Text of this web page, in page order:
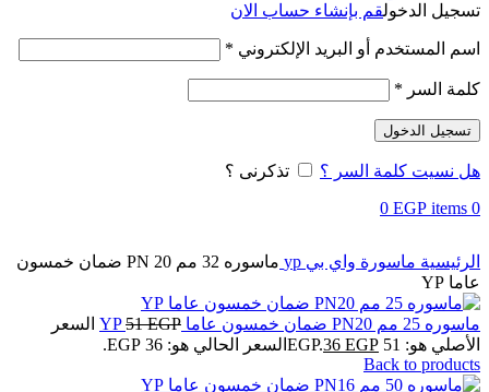
تسجيل الدخولقم بإنشاء حساب الان
اسم المستخدم أو البريد الإلكتروني *
كلمة السر *
تسجيل الدخول
هل نسيت كلمة السر ؟
تذكرنى ؟
0
items
0 EGP
الرئيسية ماسورة واي بي yp
ماسوره 32 مم PN 20 ضمان خمسون
عاما YP
ماسوره 25 مم PN20 ضمان خمسون عاما YP 51EGP
السعر
الأصلي هو: 51 EGP.
36 EGP
السعر الحالي هو: 36 EGP.
Back to products